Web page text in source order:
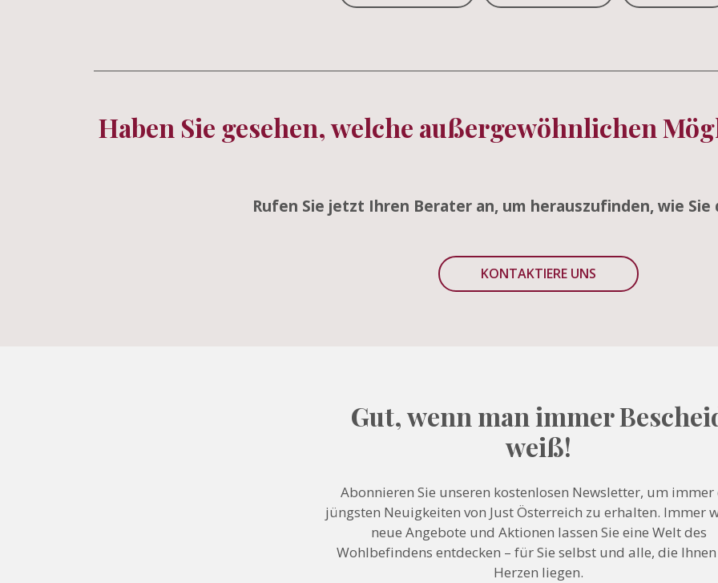
Haben Sie gesehen, welche außergewöhnlichen
Rufen Sie jetzt Ihren Berater an, um herauszufinden, wie
KONTAKTIERE UNS
Gut, wenn man immer
weiß!
Abonnieren Sie unseren kostenlosen Newsletter, um immer
jüngsten Neuigkeiten von Just Österreich zu erhalten. Immer
neue Angebote und Aktionen lassen Sie eine Welt des
Wohlbefindens entdecken – für Sie selbst und alle, die
Herzen liegen.